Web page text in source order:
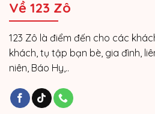
Về 123 Zô
123 Zô là điểm đến cho các
khách, tụ tập bạn bè, gia đình,
niên, Báo Hy,..